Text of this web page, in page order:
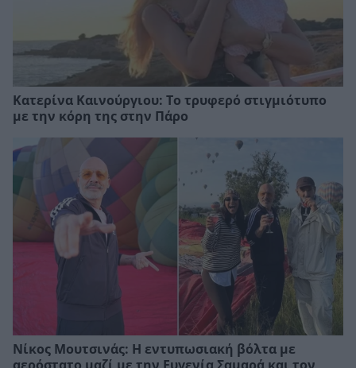
Κατερίνα Καινούργιου: Το τρυφερό στιγμιότυπο
με την κόρη της στην Πάρο
Νίκος Μουτσινάς: Η εντυπωσιακή βόλτα με